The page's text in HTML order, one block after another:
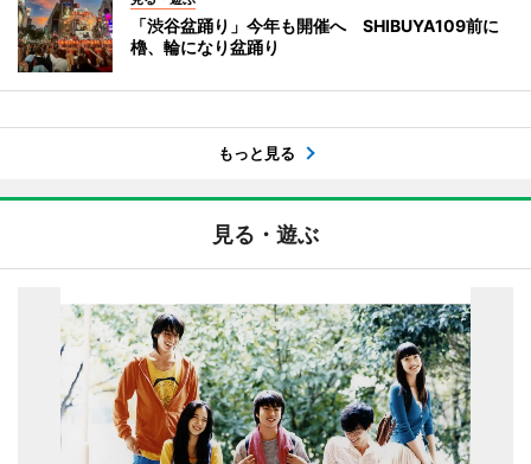
「渋谷盆踊り」今年も開催へ SHIBUYA109前に
櫓、輪になり盆踊り
もっと見る
見る・遊ぶ